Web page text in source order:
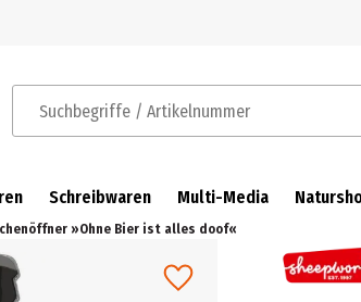
Suchbegriffe / Artikelnummer
Schreibwaren Multi-Media
»Ohne Bier ist alles doof«